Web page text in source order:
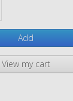
Add
View my cart